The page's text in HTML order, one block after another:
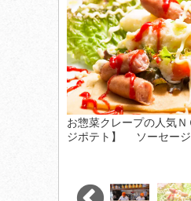
お惣菜クレープの人気
ジポテト】 ソーセージ